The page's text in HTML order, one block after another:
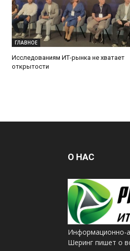
ГЛАВНОЕ
Исследованиям ИТ-рынка не хватает
открытости
О НАС
Информационно-
Шеринг пишет о